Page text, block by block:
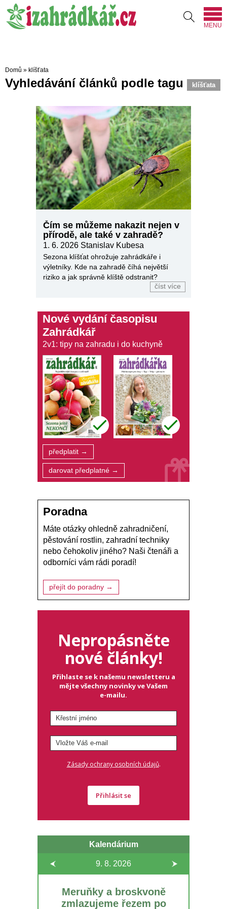
MENU
Domů » klíšťata
Vyhledávání článků podle tagu klíšťata
Čím se můžeme nakazit nejen v
přírodě, ale také v zahradě?
1. 6. 2026 Stanislav Kubesa
Sezona klíšťat ohrožuje zahrádkáře i
výletníky. Kde na zahradě číhá největší
riziko a jak správně klíště odstranit?
číst více
Nové vydání časopisu
Zahrádkář
2v1: tipy na zahradu i do kuchyně
předplatit →
darovat předplatné →
Poradna
Máte otázky ohledně zahradničení,
pěstování rostlin, zahradní techniky
nebo čehokoliv jiného? Naši čtenáři a
odborníci vám rádi poradí!
přejít do poradny →
Nepropásněte
nové články!
Přihlaste se k našemu newsletteru a
mějte všechny novinky ve Vašem
e-mailu.
Zásady ochrany osobních údajů.
Přihlásit se
Kalendárium
9. 8. 2026
Meruňky a broskvoně
zmlazujeme řezem po